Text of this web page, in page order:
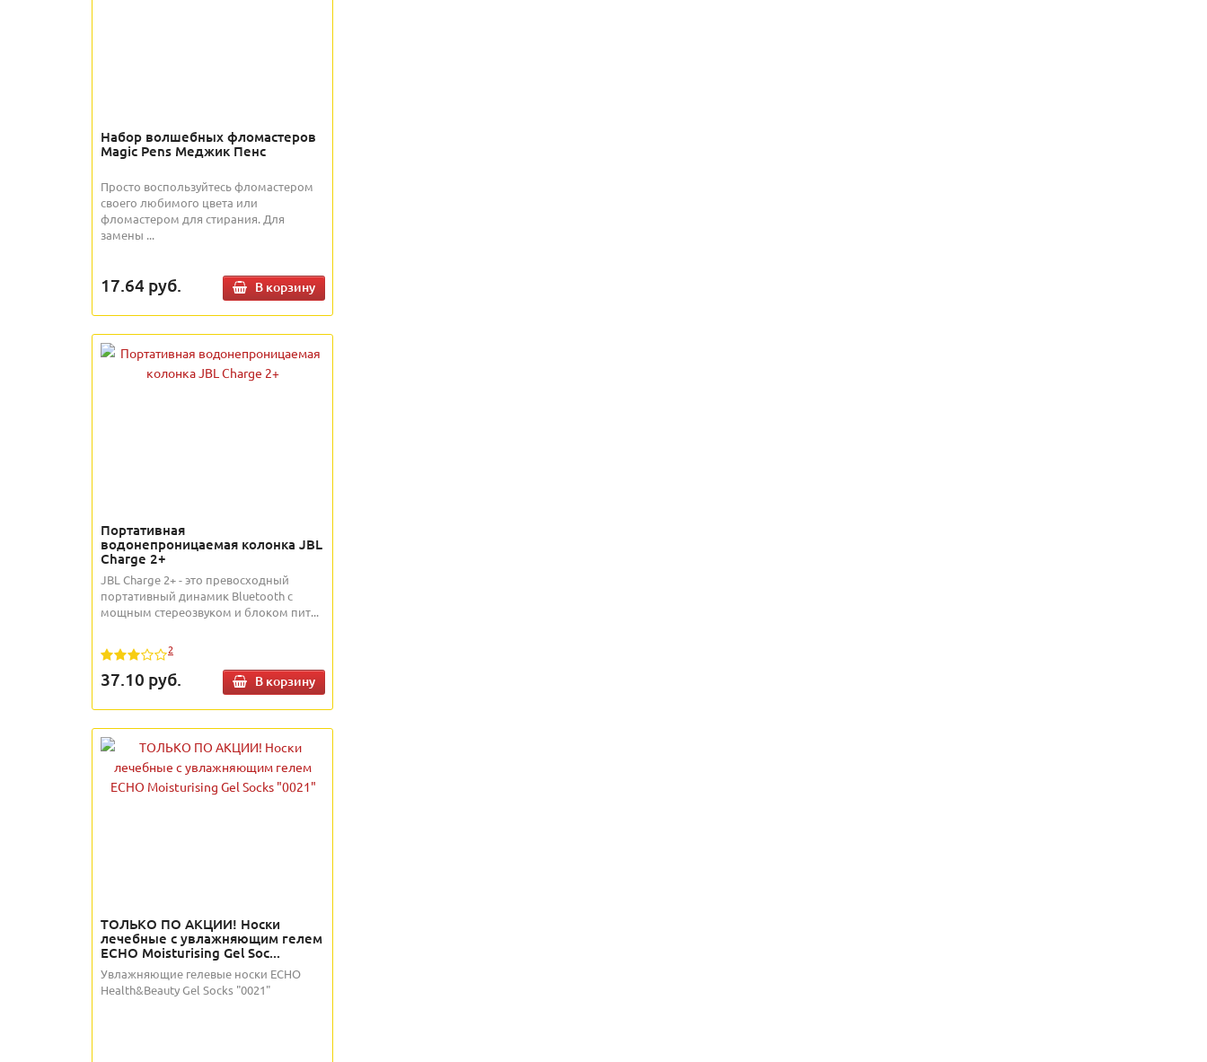
Набор волшебных фломастеров
Magic Pens Меджик Пенс
Просто воспользуйтесь фломастером
своего любимого цвета или
фломастером для стирания. Для
замены ...
17.64 руб. В корзину
Портативная
водонепроницаемая колонка JBL
Charge 2+
JBL Charge 2+ - это превосходный
портативный динамик Bluetooth с
мощным стереозвуком и блоком пит...
2
37.10 руб. В корзину
ТОЛЬКО ПО АКЦИИ! Носки
лечебные с увлажняющим гелем
ECHO Moisturising Gel Soc...
Увлажняющие гелевые носки ECHO
Health&Beauty Gel Socks "0021"